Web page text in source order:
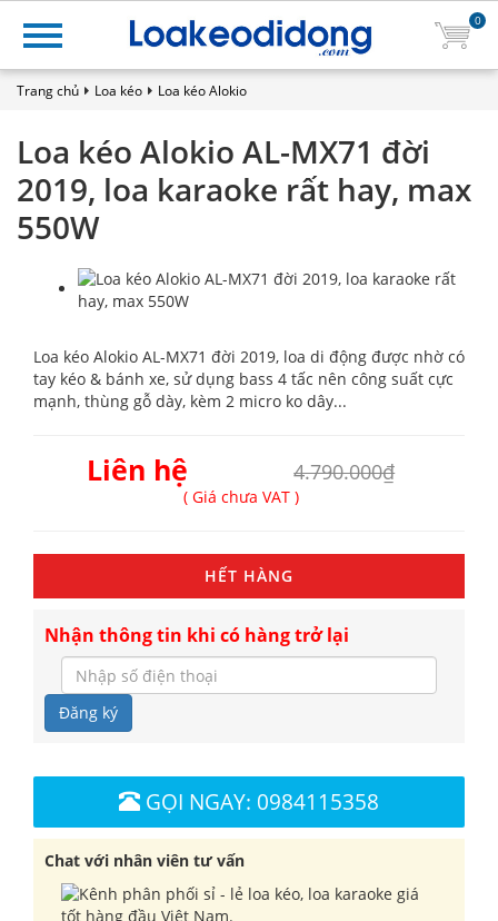
0
Trang chủ Loa kéo Loa kéo Alokio
Loa kéo Alokio AL-MX71 đời
2019, loa karaoke rất hay, max
550W
Loa kéo Alokio AL-MX71 đời 2019, loa di động được nhờ có
tay kéo & bánh xe, sử dụng bass 4 tấc nên công suất cực
mạnh, thùng gỗ dày, kèm 2 micro ko dây...
Liên hệ 4.790.000₫
( Giá chưa VAT )
HẾT HÀNG
Nhận thông tin khi có hàng trở lại
Đăng ký
GỌI NGAY: 0984115358
Chat với nhân viên tư vấn